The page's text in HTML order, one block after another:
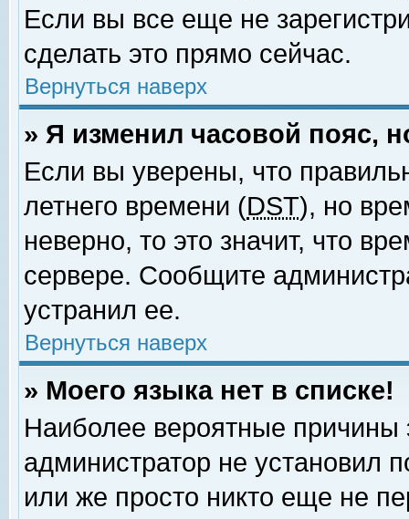
Если вы все еще не
сделать это прямо сейчас.
Вернуться наверх
» Я изменил часовой пояс,
Если вы уверены, что
летнего времени (DST), но
неверно, то это значит, что
сервере. Сообщите
устранил ее.
Вернуться наверх
» Моего языка нет в списке!
Наиболее вероятные причины
администратор не установил
или же просто никто еще не